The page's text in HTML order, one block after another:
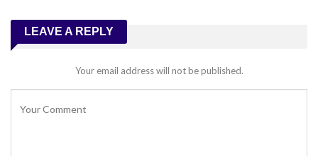
LEAVE A REPLY
Your email address will not be published.